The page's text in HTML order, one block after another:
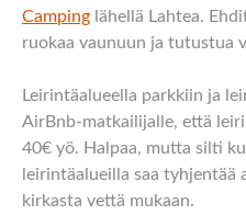
Camping lähellä Lahtea.
ruokaa vaunuun ja tutustua
Leirintäalueella parkkiin ja
AirBnb-matkailijalle, että
40€ yö. Halpaa, mutta silti
leirintäalueilla saa tyhjentää
kirkasta vettä mukaan.